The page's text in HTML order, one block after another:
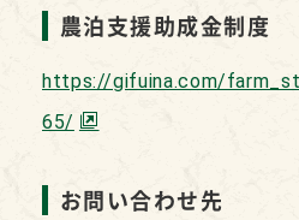
農泊支援助成金制度
https://gifuina.com/
65/
お問い合わせ先